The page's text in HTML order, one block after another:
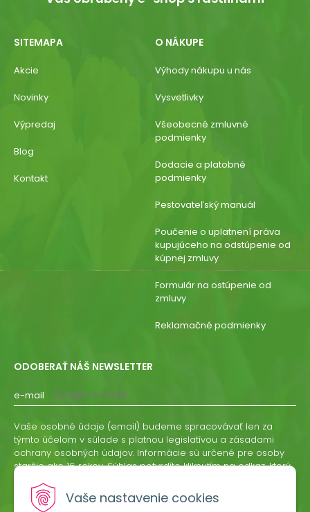
Vaše nastavenie cookies
SITEMAPA
Akcie
Novinky
Výpredaj
Blog
Kontakt
O NÁKUPE
Výhody nákupu u nás
Vysvetlivky
Všeobecné zmluvné
podmienky
Dodacie a platobné
podmienky
Pestovateľský manuál
Poučenie o uplatnení práva
kupujúceho na odstúpenie od
kúpnej zmluvy
Formulár na ostúpenie od
zmluvy
Reklamačné podmienky
ODOBERAŤ NÁŠ NEWSLETTER
e-mail
Vaše osobné údaje (email) budeme spracovávať len za
týmto účelom v súlade s platnou legislatívou a zásadami
ochrany osobných údajov. Informácie sú určené pre osoby
staršie ako 16 rokov. Súhlas potvrdíte kliknutím na odkaz, ktorý
odvolať písomne, emailom alebo kliknutím na odkaz z
ktoréhokoľvek informačného emailu.